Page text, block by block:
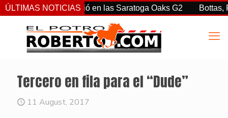
ÚLTIMAS NOTICIAS
Jr. sorprendió en las Saratoga Oaks G2 Bottas,
Tercero en fila para el “Dude”
11 August, 2017